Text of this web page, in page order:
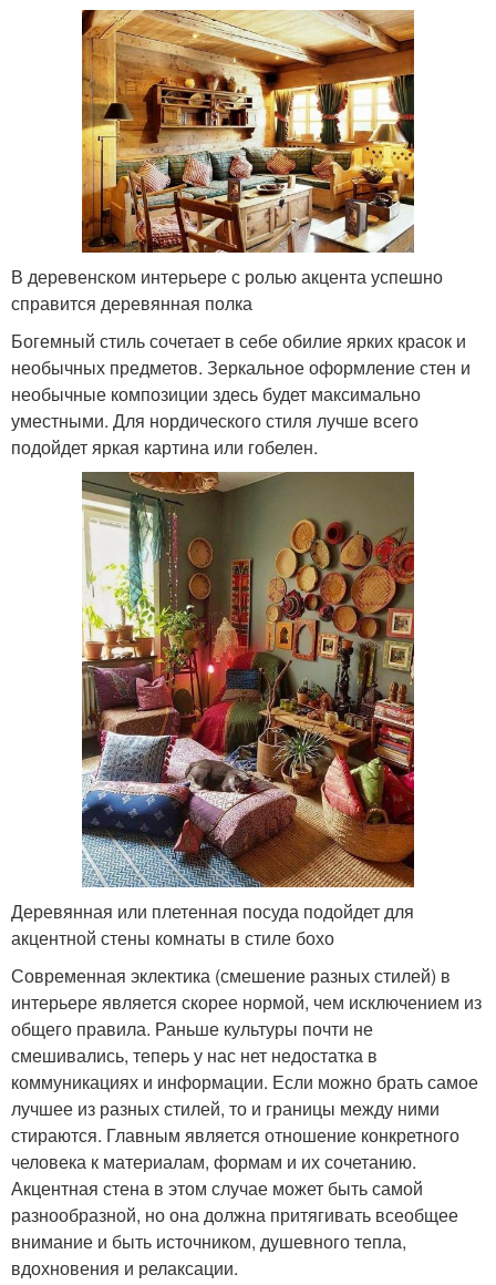
В деревенском интерьере с ролью акцента успешно
справится деревянная полка
Богемный стиль сочетает в себе обилие ярких красок и
необычных предметов. Зеркальное оформление стен и
необычные композиции здесь будет максимально
уместными. Для нордического стиля лучше всего
подойдет яркая картина или гобелен.
Деревянная или плетенная посуда подойдет для
акцентной стены комнаты в стиле бохо
Современная эклектика (смешение разных стилей) в
интерьере является скорее нормой, чем исключением из
общего правила. Раньше культуры почти не
смешивались, теперь у нас нет недостатка в
коммуникациях и информации. Если можно брать самое
лучшее из разных стилей, то и границы между ними
стираются. Главным является отношение конкретного
человека к материалам, формам и их сочетанию.
Акцентная стена в этом случае может быть самой
разнообразной, но она должна притягивать всеобщее
внимание и быть источником, душевного тепла,
вдохновения и релаксации.